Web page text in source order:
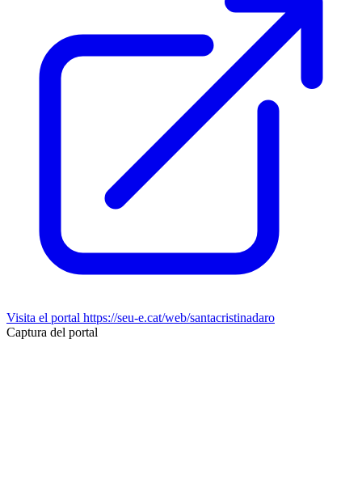
Visita el portal https://seu-e.cat/web/santacristinadaro
Captura del portal